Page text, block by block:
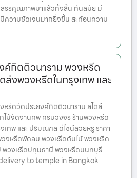
สรรคุณภาพมาแล้วทั้งสิ้น ทันสมัย มี
ความชัดเจนมากยิ่งขึ้น สะท้อนความ
ค์กิตติวนาราม พวงหรีด
งพวงหรีดในกรุงเทพ และ
รีดวัดประยงค์กิตติวนาราม สไตล์
ไม้จัดงานศพ ครบวงจร ร้านพวงหรีด
ทพ และ ปริมณฑล ดีไซน์สวยหรู ราคา
งหรีดพัดลม พวงหรีดต้นไม้ พวงหรีด
พวงหรีดปทุมธานี พวงหรีดนนทบุรี
to temple in Bangkok